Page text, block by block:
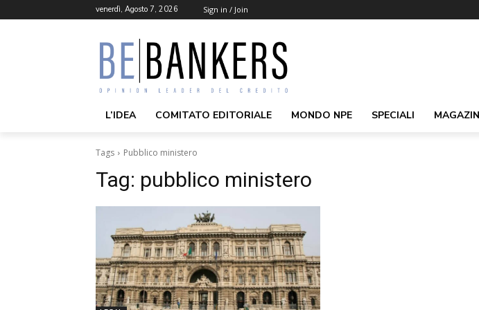
venerdì, Agosto 7, 2026 Sign in / Join
L’IDEA COMITATO EDITORIALE MONDO NPE SPECIALI
Tags Pubblico ministero
Tag: pubblico ministero